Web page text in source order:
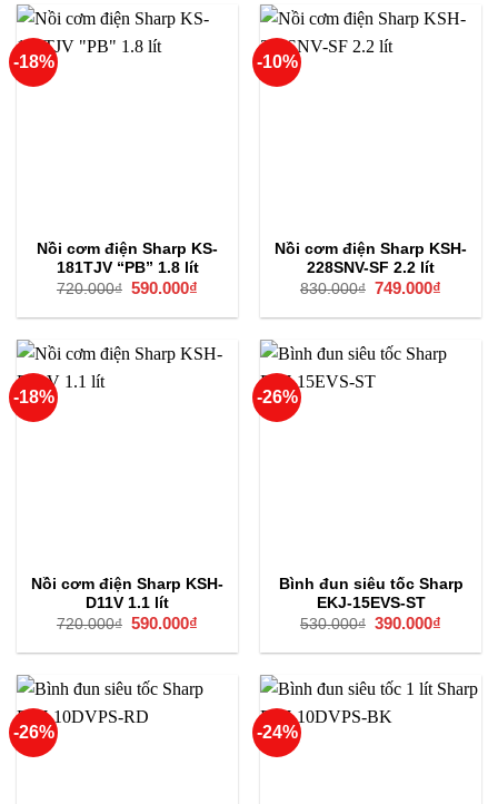
549.000₫.
-18%
Nồi cơm điện Sharp KS-
181TJV “PB” 1.8 lít
720.000₫ Giá
là:
590.000₫
tại
590.000₫.
-10%
Nồi cơm điện Sharp KSH-
228SNV-SF 2.2 lít
830.000₫ Giá
là:
749.000₫
tại
-18%
Nồi cơm điện Sharp KSH-
D11V 1.1 lít
720.000₫ Giá
là:
590.000₫
tại
590.000₫.
-26%
Bình đun siêu tốc Sharp
EKJ-15EVS-ST
530.000₫ Giá
là:
390.000₫
tại
-26% -24%